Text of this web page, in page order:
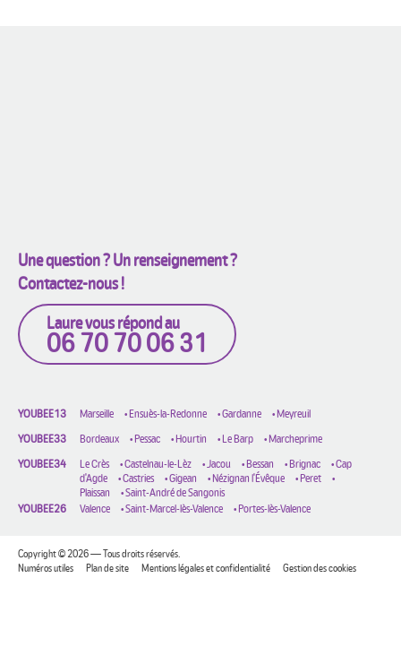
Une question ? Un renseignement ?
Contactez-nous !
Laure vous répond au
06 70 70 06 31
YOUBEE13 Marseille •Ensuès-la-Redonne •Gardanne •Meyreuil
YOUBEE33
Bordeaux •Pessac •Hourtin •Le Barp •Marcheprime
YOUBEE34
Le Crès •Castelnau-le-Lèz • Jacou •Bessan •Brignac •Cap
d'Agde
•Castries •Gigean •Nézignan l'Évêque •Peret
•
Plaissan
•Saint-André de Sangonis
YOUBEE26
Valence •Saint-Marcel-lès-Valence •Portes-lès-Valence
Copyright © 2026 — Tous droits réservés.
Numéros utiles
Plan de site Mentions légales et confidentialité Gestion des cookies